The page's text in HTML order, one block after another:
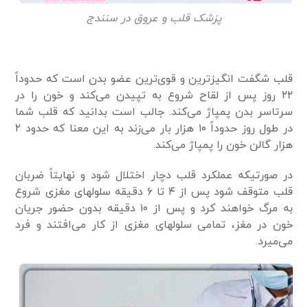
پزشک قلب و عروق در سنندج
قلب شگفت انگیزترین و قوی‌ترین عضو بدن است که حدوداً
۲۲ روز پس از لقاح شروع به تپیدن می‌کند و خون را در
سرتاسر بدن پمپاژ می‌کند. جالب است بدانید که قلب شما
در طول روز حدوداً ۱۰ هزار بار می‌زند به این معنا که حدود ۲
هزار گالن خون را پمپاژ می‌کند.
در صورتیکه عملکرد قلب دچار اختلال شود و نهایتاً ضربان
قلب متوقف شود پس از ۴ تا ۶ دقیقه سلولهای مغزی شروع
به مرگ خواهند کرد و پس از ۱۰ دقیقه بدون حضور جریان
خون در مغز، تمامی سلولهای مغزی از کار می‌افتند و فرد
می‌میرد.